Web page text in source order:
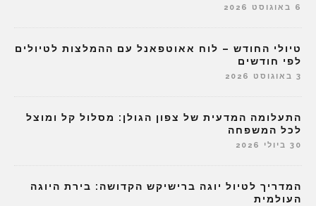
6 באוגוסט 2026
טיולי החודש – לוח אאוטפאנל עם ההמלצות לטיולים
לפי חודשים
3 באוגוסט 2026
התעלומה המדעית של צפון הגולן: מסלול קל ומוצל
לכל המשפחה
30 ביולי 2026
המדריך לטיול יוגה ברישיקש הקדושה: בירת היוגה
העולמית